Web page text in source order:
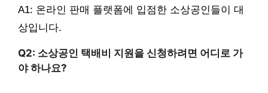
A1: 온라인 판매 플랫폼에 입점한 소상공인들이 대
상입니다.
Q2: 소상공인 택배비 지원을 신청하려면 어디로 가
야 하나요?